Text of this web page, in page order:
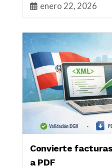
enero 22, 2026
Convierte
a PDF